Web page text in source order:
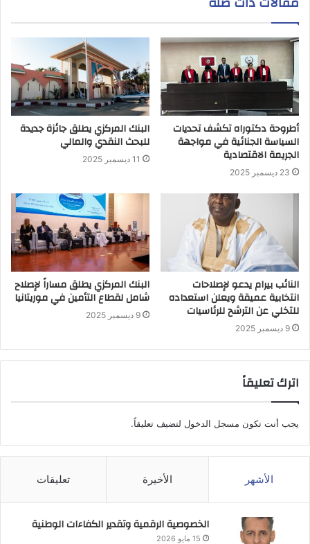
أطروحة دكتوراه تكشف تحديات
السياسة الجنائية في مواجهة
الجريمة الاقتصادية
23 ديسمبر 2025
البنك المركزي يطلق جائزة جديدة
للبحث النقدي والمالي
11 ديسمبر 2025
النائب بيرام يدعو لإصلاحات
انتخابية عميقة ويعلن استعداده
للتخلي عن الترشح للرئاسيات
9 ديسمبر 2025
البنك المركزي يطلق مساراً لإصلاح
شامل لقطاع التأمين في موريتانيا
9 ديسمبر 2025
اترك تعليقاً
يجب أنت تكون مسجل الدخول لتضيف تعليقاً.
الأشهر الأخيرة تعليقات
الخصوصية الرقمية وتقدير الكفاءات الوطنية
15 مايو 2026